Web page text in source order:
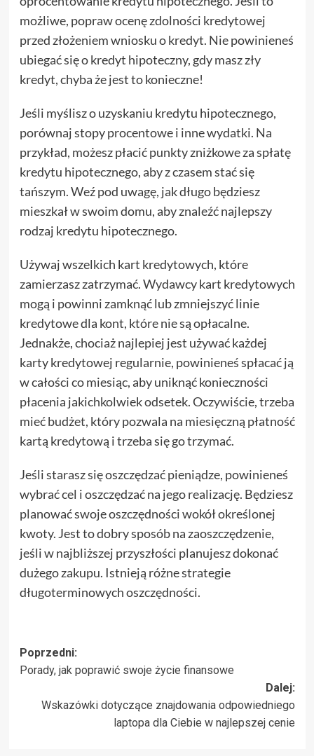
możliwe, popraw ocenę zdolności kredytowej
przed złożeniem wniosku o kredyt. Nie powinieneś
ubiegać się o kredyt hipoteczny, gdy masz zły
kredyt, chyba że jest to konieczne!
Jeśli myślisz o uzyskaniu kredytu hipotecznego,
porównaj stopy procentowe i inne wydatki. Na
przykład, możesz płacić punkty zniżkowe za spłatę
kredytu hipotecznego, aby z czasem stać się
tańszym. Weź pod uwagę, jak długo będziesz
mieszkał w swoim domu, aby znaleźć najlepszy
rodzaj kredytu hipotecznego.
Używaj wszelkich kart kredytowych, które
zamierzasz zatrzymać. Wydawcy kart kredytowych
mogą i powinni zamknąć lub zmniejszyć linie
kredytowe dla kont, które nie są opłacalne.
Jednakże, chociaż najlepiej jest używać każdej
karty kredytowej regularnie, powinieneś spłacać ją
w całości co miesiąc, aby uniknąć konieczności
płacenia jakichkolwiek odsetek. Oczywiście, trzeba
mieć budżet, który pozwala na miesięczną płatność
kartą kredytową i trzeba się go trzymać.
Jeśli starasz się oszczędzać pieniądze, powinieneś
wybrać cel i oszczędzać na jego realizację. Będziesz
planować swoje oszczędności wokół określonej
kwoty. Jest to dobry sposób na zaoszczędzenie,
jeśli w najbliższej przyszłości planujesz dokonać
dużego zakupu. Istnieją różne strategie
długoterminowych oszczędności.
Zobacz
wpisy
Poprzedni:
Porady, jak poprawić swoje życie finansowe
Dalej:
Wskazówki dotyczące znajdowania odpowiedniego
laptopa dla Ciebie w najlepszej cenie